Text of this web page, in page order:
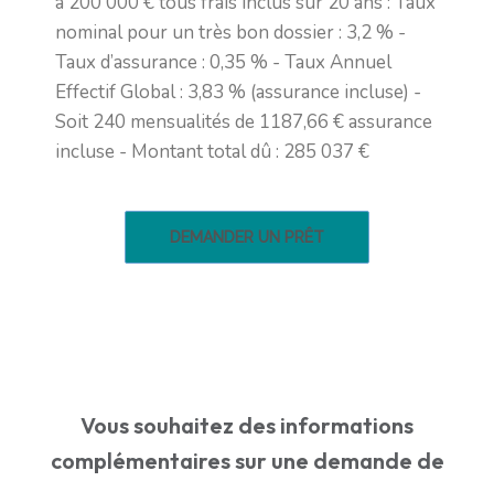
Vous souhaitez des informations
complémentaires sur une demande de